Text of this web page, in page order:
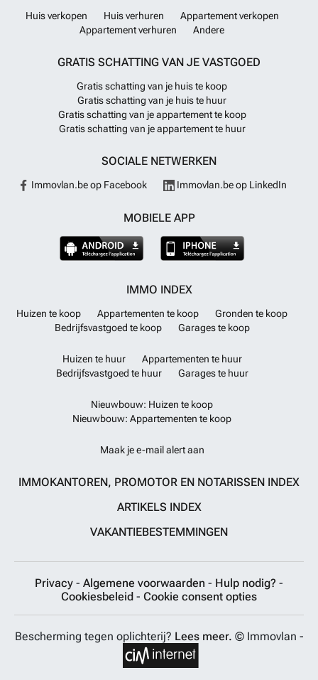
Huis verkopen Huis verhuren
Appartement verkopen
Appartement verhuren
Andere
GRATIS SCHATTING VAN JE VASTGOED
Gratis schatting van je huis te koop
Gratis schatting van je huis te huur
Gratis schatting van je appartement te koop
Gratis schatting van je appartement te huur
SOCIALE NETWERKEN
Immovlan.be op Facebook Immovlan.be op LinkedIn
MOBIELE APP
IMMO INDEX
Huizen te koop Appartementen te koop
Gronden te koop
Bedrijfsvastgoed te koop
Garages te koop
Huizen te huur
Appartementen te huur
Bedrijfsvastgoed te huur
Garages te huur
Nieuwbouw: Huizen te koop
Nieuwbouw: Appartementen te koop
Maak je e-mail alert aan
IMMOKANTOREN, PROMOTOR EN NOTARISSEN INDEX
ARTIKELS INDEX
VAKANTIEBESTEMMINGEN
Privacy - Algemene voorwaarden - Hulp nodig? -
Cookiesbeleid - Cookie consent opties
Bescherming tegen oplichterij? Lees meer. © Immovlan -